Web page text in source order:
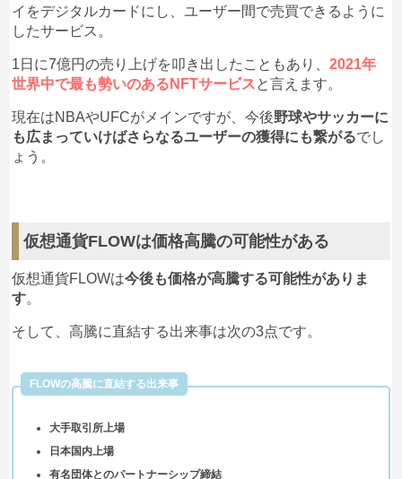
イをデジタルカードにし、ユーザー間で売買できるように
したサービス。
1日に7億円の売り上げを叩き出したこともあり、2021年
世界中で最も勢いのあるNFTサービスと言えます。
現在はNBAやUFCがメインですが、今後野球やサッカーに
も広まっていけばさらなるユーザーの獲得にも繋がるでし
ょう。
仮想通貨FLOWは価格高騰の可能性がある
仮想通貨FLOWは今後も価格が高騰する可能性がありま
す。
そして、高騰に直結する出来事は次の3点です。
FLOWの高騰に直結する出来事
大手取引所上場
日本国内上場
有名団体とのパートナーシップ締結